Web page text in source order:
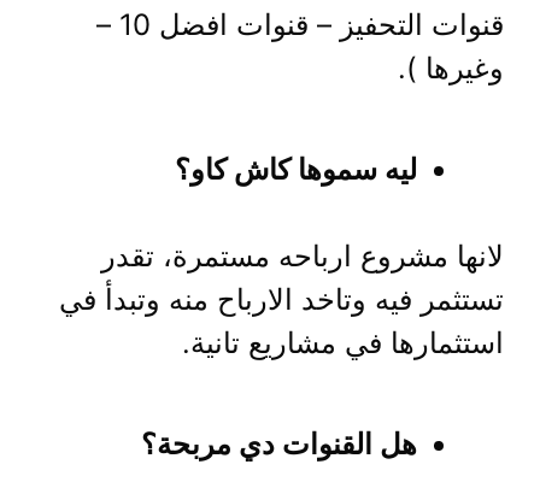
قنوات التحفيز – قنوات افضل 10 –
وغيرها ).
ليه سموها كاش كاو؟
لانها مشروع ارباحه مستمرة، تقدر
تستثمر فيه وتاخد الارباح منه وتبدأ في
استثمارها في مشاريع تانية.
هل القنوات دي مربحة؟